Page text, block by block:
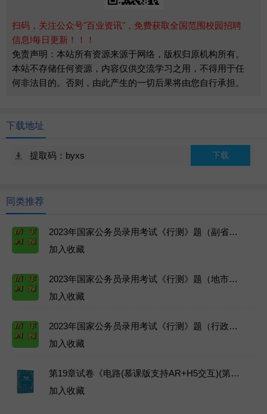
扫码，关注公众号"百业资讯"，免费获取全国范围校园招聘
信息!每日更新！！！
免责声明：本站所有资源来源于网络，版权归原机构所有。
本站不存储任何资源，内容仅供交流学习之用，不得用于任
何非法目的。否则，由此产生的一切后果将由您自行承担。
下载地址
下载
提取码：byxs
同类推荐
2023年国家公务员录用考试《行测》题（副省级网友回忆版）（题目+答案+解析）
加入收藏
2023年国家公务员录用考试《行测》题（地市级网友回忆版）（题目+答案+解析）
加入收藏
2023年国家公务员录用考试《行测》题（行政执法卷网友回忆版）（题目+答案+解析）
加入收藏
第19章试卷《电路(慕课版支持AR+H5交互)(第1版)》邹建龙主编教材-人民邮电出版社-2023年-ISBN：9787115604842-章节练习试题库下载
加入收藏